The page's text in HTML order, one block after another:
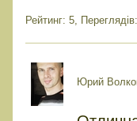
Рейтинг: 5,
Юрий